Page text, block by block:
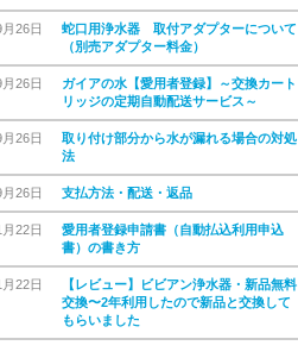
26日
蛇口用浄水器 取付アダプターについて
（別売アダプター料金）
26日
ガイアの水【愛用者登録】～交換カート
リッジの定期自動配送サービス～
26日
取り付け部分から水が漏れる場合の対処
法
26日 支払方法・配送・返品
22日
愛用者登録申請書（自動払込利用申込
書）の書き方
22日
【レビュー】ビビアン浄水器・新品無料
交換〜2年利用したので新品と交換して
もらいました